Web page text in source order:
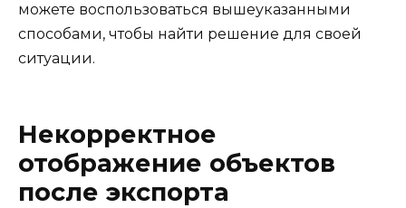
можете воспользоваться вышеуказанными
способами, чтобы найти решение для своей
ситуации.
Некорректное
отображение объектов
после экспорта